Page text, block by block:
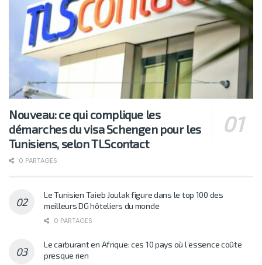
Nouveau: ce qui complique les
démarches du visa Schengen pour les
Tunisiens, selon TLScontact
0 PARTAGES
Le Tunisien Taieb Joulak figure dans le top 100 des
meilleurs DG hôteliers du monde
0 PARTAGES
Le carburant en Afrique: ces 10 pays où l’essence coûte
presque rien